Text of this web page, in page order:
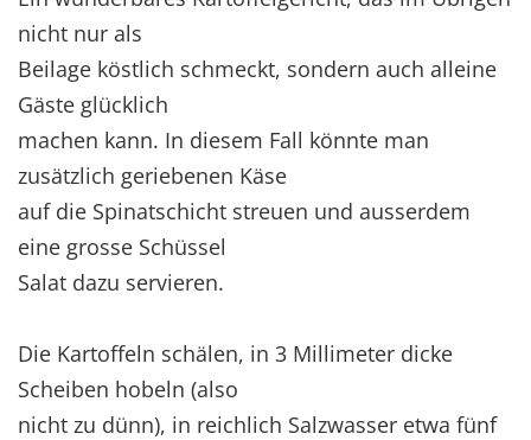
nicht nur als
Beilage köstlich schmeckt, sondern auch alleine
Gäste glücklich
machen kann. In diesem Fall könnte man
zusätzlich geriebenen Käse
auf die Spinatschicht streuen und ausserdem
eine grosse Schüssel
Salat dazu servieren.
Die Kartoffeln schälen, in 3 Millimeter dicke
Scheiben hobeln (also
nicht zu dünn), in reichlich Salzwasser etwa fünf